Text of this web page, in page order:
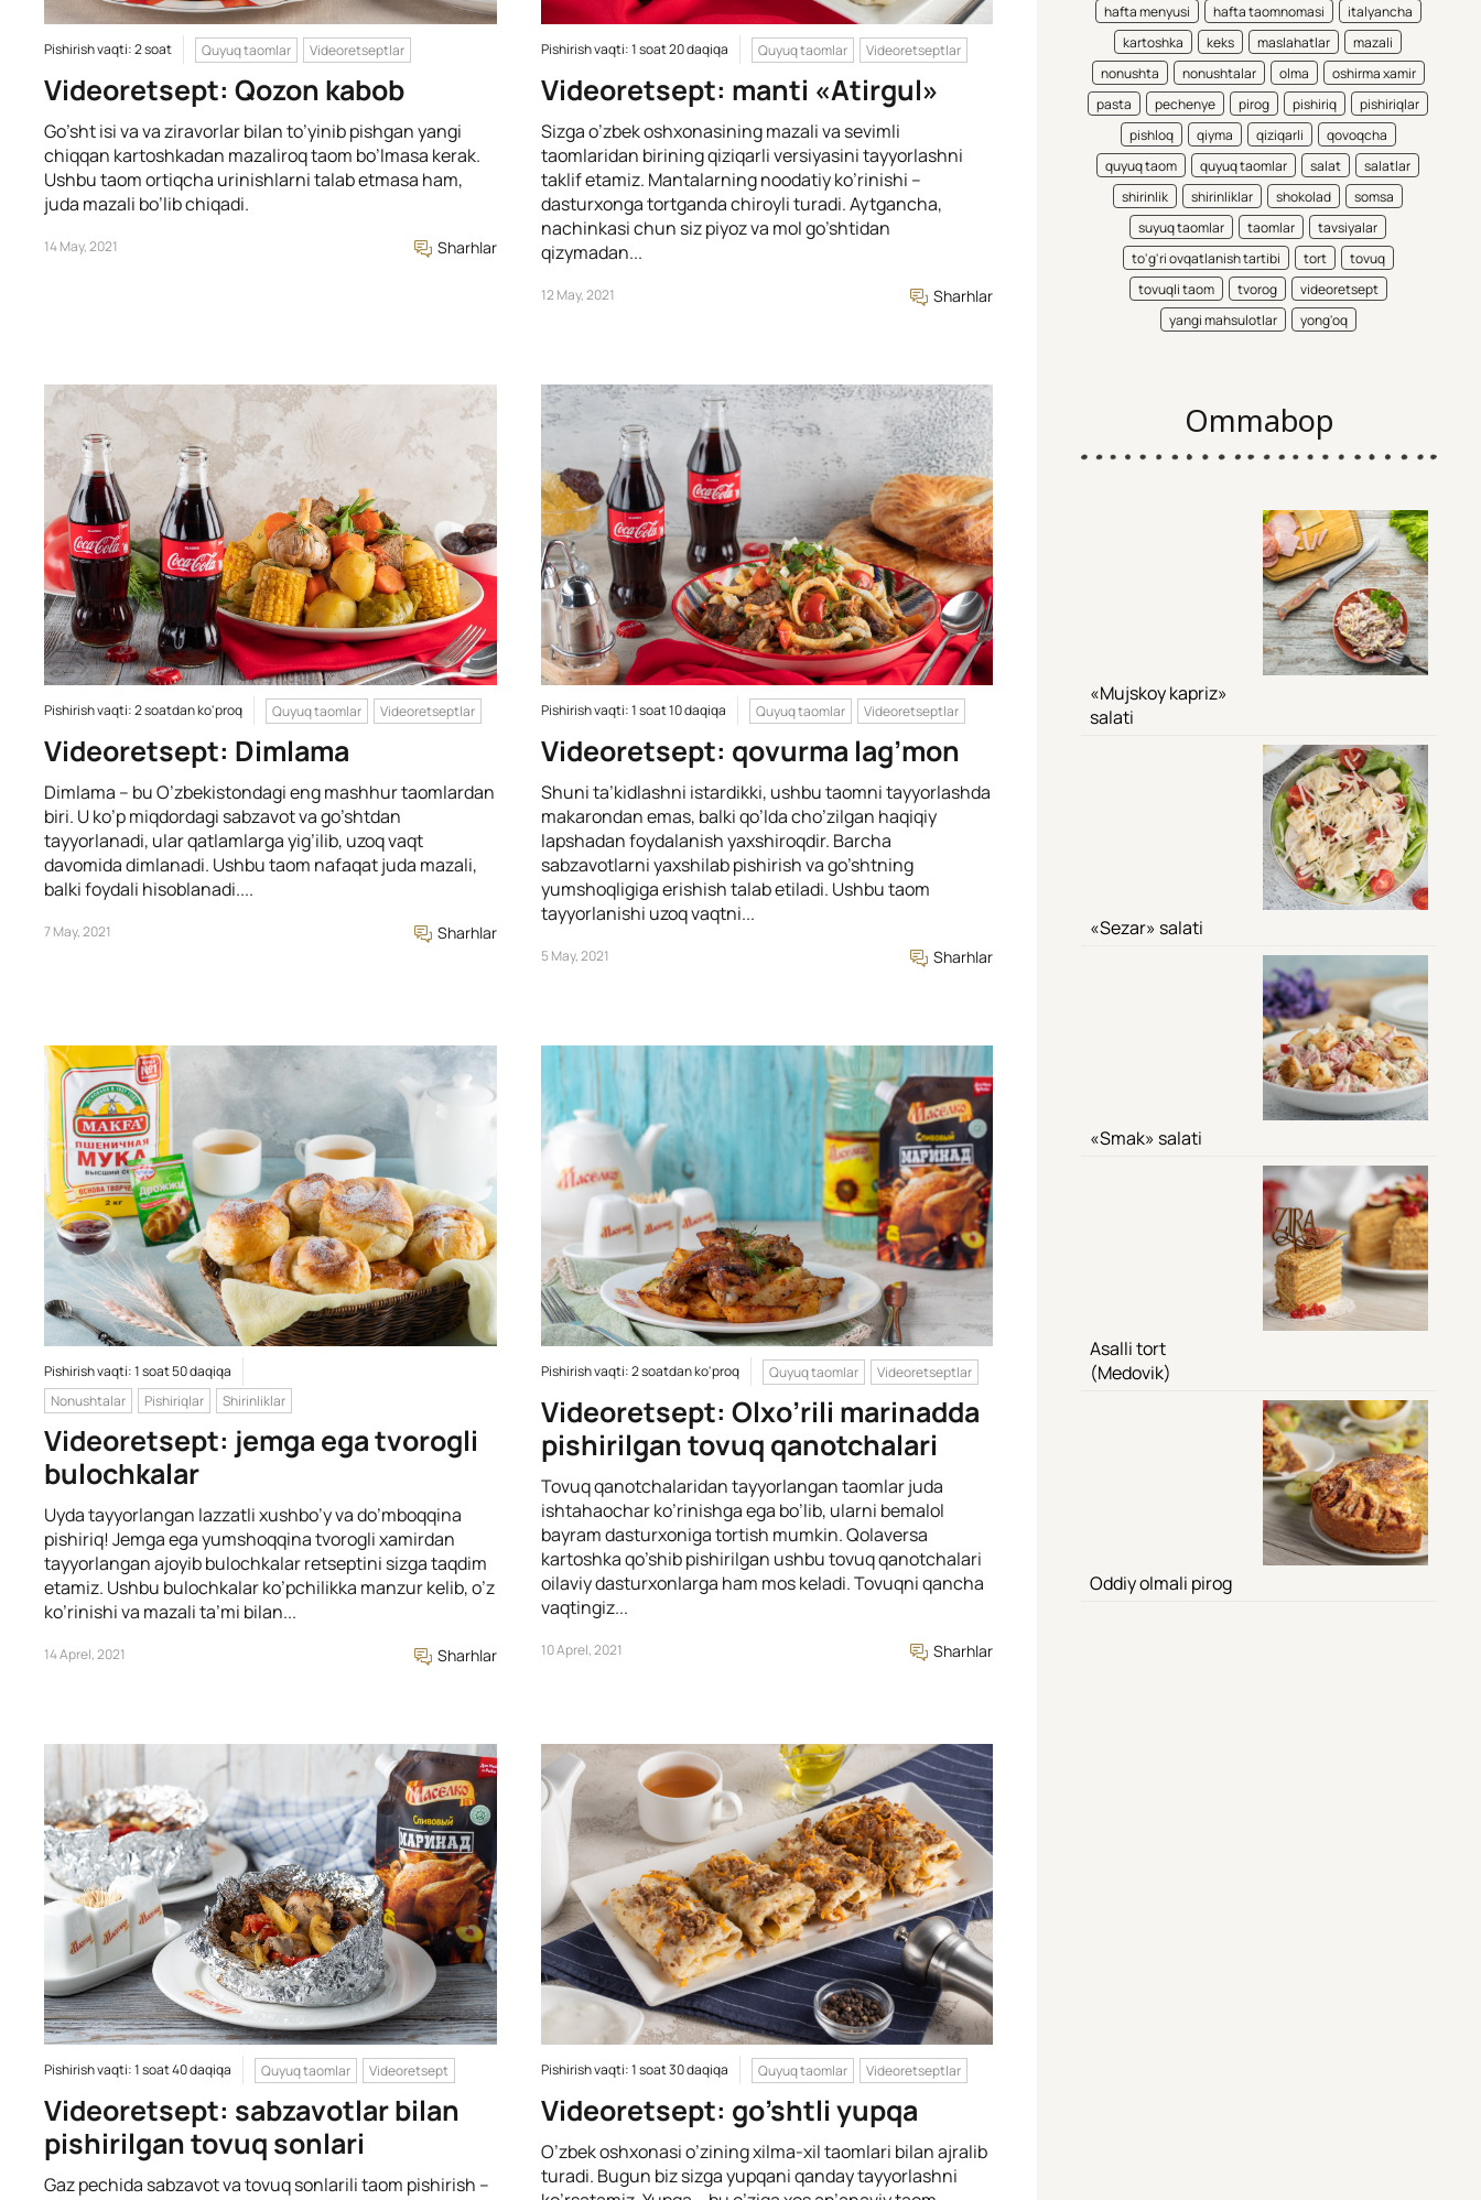
Pishirish vaqti: 2 soat Quyuq taomlar Videoretseptlar
Videoretsept: Qozon kabob
Go’sht isi va va ziravorlar bilan to’yinib pishgan yangi
chiqqan kartoshkadan mazaliroq taom bo’lmasa kerak.
Ushbu taom ortiqcha urinishlarni talab etmasa ham,
juda mazali bo’lib chiqadi.
14 May, 2021 Sharhlar
Pishirish vaqti: 1 soat 20 daqiqa Quyuq taomlar Videoretseptlar
Videoretsept: manti «Atirgul»
Sizga o’zbek oshxonasining mazali va sevimli
taomlaridan birining qiziqarli versiyasini tayyorlashni
taklif etamiz. Mantalarning noodatiy ko’rinishi –
dasturxonga tortganda chiroyli turadi. Aytgancha,
nachinkasi chun siz piyoz va mol go’shtidan
qizymadan...
12 May, 2021 Sharhlar
Pishirish vaqti: 2 soatdan ko'proq Quyuq taomlar Videoretseptlar
Videoretsept: Dimlama
Dimlama – bu O’zbekistondagi eng mashhur taomlardan
biri. U ko’p miqdordagi sabzavot va go’shtdan
tayyorlanadi, ular qatlamlarga yig’ilib, uzoq vaqt
davomida dimlanadi. Ushbu taom nafaqat juda mazali,
balki foydali hisoblanadi....
7 May, 2021 Sharhlar
Pishirish vaqti: 1 soat 10 daqiqa Quyuq taomlar Videoretseptlar
Videoretsept: qovurma lag’mon
Shuni ta’kidlashni istardikki, ushbu taomni tayyorlashda
makarondan emas, balki qo’lda cho’zilgan haqiqiy
lapshadan foydalanish yaxshiroqdir. Barcha
sabzavotlarni yaxshilab pishirish va go’shtning
yumshoqligiga erishish talab etiladi. Ushbu taom
tayyorlanishi uzoq vaqtni...
5 May, 2021 Sharhlar
Pishirish vaqti: 1 soat 50 daqiqa
Nonushtalar
Pishiriqlar Shirinliklar
Videoretsept: jemga ega tvorogli
bulochkalar
Uyda tayyorlangan lazzatli xushbo’y va do’mboqqina
pishiriq! Jemga ega yumshoqqina tvorogli xamirdan
tayyorlangan ajoyib bulochkalar retseptini sizga taqdim
etamiz. Ushbu bulochkalar ko’pchilikka manzur kelib, o’z
ko’rinishi va mazali ta’mi bilan...
14 Aprel, 2021 Sharhlar
Pishirish vaqti: 2 soatdan ko'proq Quyuq taomlar Videoretseptlar
Videoretsept: Olxo’rili marinadda
pishirilgan tovuq qanotchalari
Tovuq qanotchalaridan tayyorlangan taomlar juda
ishtahaochar ko’rinishga ega bo’lib, ularni bemalol
bayram dasturxoniga tortish mumkin. Qolaversa
kartoshka qo’shib pishirilgan ushbu tovuq qanotchalari
oilaviy dasturxonlarga ham mos keladi. Tovuqni qancha
vaqtingiz...
10 Aprel, 2021 Sharhlar
Pishirish vaqti: 1 soat 40 daqiqa Quyuq taomlar Videoretsept
Videoretsept: sabzavotlar bilan
pishirilgan tovuq sonlari
Gaz pechida sabzavot va tovuq sonlarili taom pishirish –
Pishirish vaqti: 1 soat 30 daqiqa Quyuq taomlar Videoretseptlar
Videoretsept: go’shtli yupqa
O’zbek oshxonasi o’zining xilma-xil taomlari bilan ajralib
turadi. Bugun biz sizga yupqani qanday tayyorlashni
hafta menyusi
hafta taomnomasi
italyancha
kartoshka
keks maslahatlar
mazali
nonushta
nonushtalar olma
oshirma xamir
pasta
pechenye pirog pishiriq
pishiriqlar
pishloq
qiyma qiziqarli
qovoqcha
quyuq taom
quyuq taomlar salat
salatlar
shirinlik
shirinliklar shokolad
somsa
suyuq taomlar
taomlar
tavsiyalar
to'g'ri ovqatlanish tartibi
tort
tovuq
tovuqli taom
tvorog
videoretsept
yangi mahsulotlar
yong'oq
Ommabop
«Mujskoy kapriz»
salati
«Sezar» salati
«Smak» salati
Asalli tort
(Medovik)
Oddiy olmali pirog